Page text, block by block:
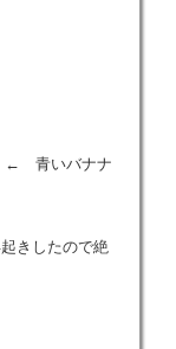
いバナナ
きしたので絶